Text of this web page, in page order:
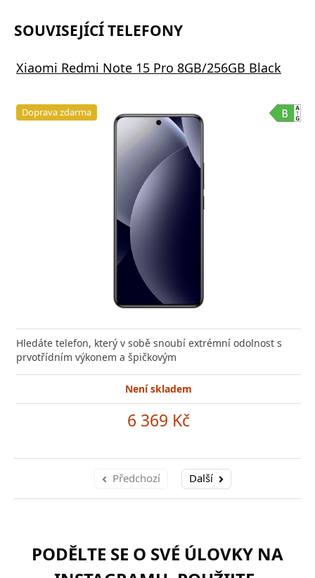
SOUVISEJÍCÍ TELEFONY
Xiaomi Redmi Note 15 Pro 8GB/256GB Black
Doprava zdarma
Hledáte telefon, který v sobě snoubí extrémní odolnost s
prvotřídním výkonem a špičkovým
Není skladem
6 369 Kč
Předchozí Další
PODĚLTE SE O SVÉ ÚLOVKY NA